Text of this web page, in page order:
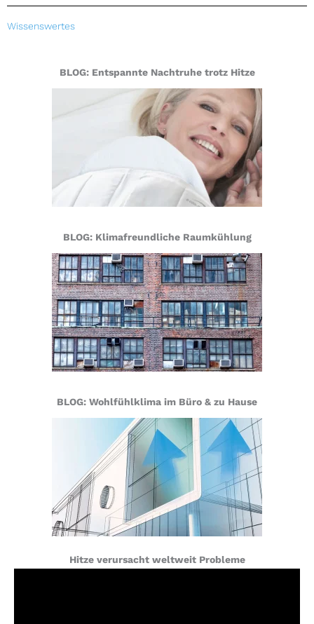
Wissenswertes
BLOG: Entspannte Nachtruhe trotz Hitze
BLOG: Klimafreundliche Raumkühlung
BLOG: Wohlfühlklima im Büro & zu Hause
Hitze verursacht weltweit Probleme